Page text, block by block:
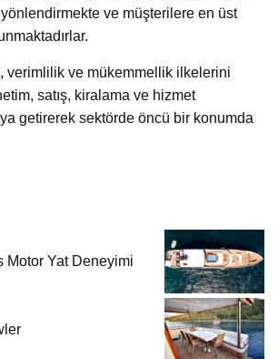
yönlendirmekte ve müşterilere en üst
verimlilik ve mükemmellik ilkelerini
satış, kiralama ve hizmet
getirerek sektörde öncü bir konumda
Motor Yat Deneyimi